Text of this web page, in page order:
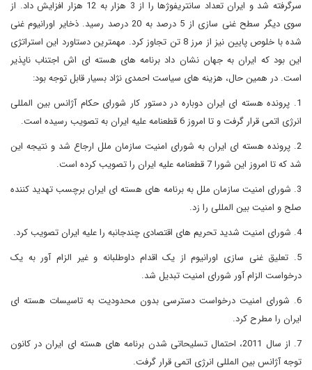
سرگرفته شد و ایران تعداد سانتریفوژها را از 3 هزار به 12 هزار افزایش داد. از
سوی دیگر سطح غنی سازی از 5 درصد به 20 درصد رسید. ذخایر اورانیوم غنی
شده با خلوص پایین نیز از مرز 8 تن تجاوز کرد. مهمترین دستاورد این استراتژی
این بود که ایران به جهان نشان داد برنامه های هسته ای اش اجتناب ناپذیر
است. در همین حال، هزینه های سیاست احمدی نژاد بسیار قابل توجه بود:
1. پرونده هسته ای ایران دوباره در دستور کار شورای حکام آژانس بین المللی
انرژی اتمی قرار گرفت و تا امروز 6 قطعنامه علیه ایران به تصویب رسیده است.
2. پرونده هسته ای ایران به شورای امنیت سازمان ملل ارجاع شد و نتیجه این
شد که تا امروز این شورا 7 قطعنامه علیه ایران را تصویب کرده است.
3. شورای امنیت سازمان ملل به برنامه های هسته ای ایران برچسب تهدید کننده
صلح و امنیت بین المللی را زد.
4. شورای امنیت شدید تحریم های اقتصادی چندجانبه را علیه ایران تصویب کرد.
5. تعلیق غنی سازی اورانیوم از یک اقدام داوطلبانه و غیر الزام آور به یک
درخواست الزام آور شورای امنیت تبدیل شد.
6. شورای امنیت درخواست دسترسی بدون محدودیت به تاسیسات هسته ای
ایران را مطرح کرد.
7. از سال 2011، احتمال تسلیحاتی شدن برنامه های هسته ای ایران در کانون
توجه آژانس بین المللی انرژی اتمی قرار گرفت.